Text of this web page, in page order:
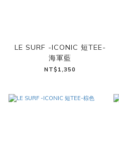
LE SURF -ICONIC 短TEE-
海軍藍
NT$1,350